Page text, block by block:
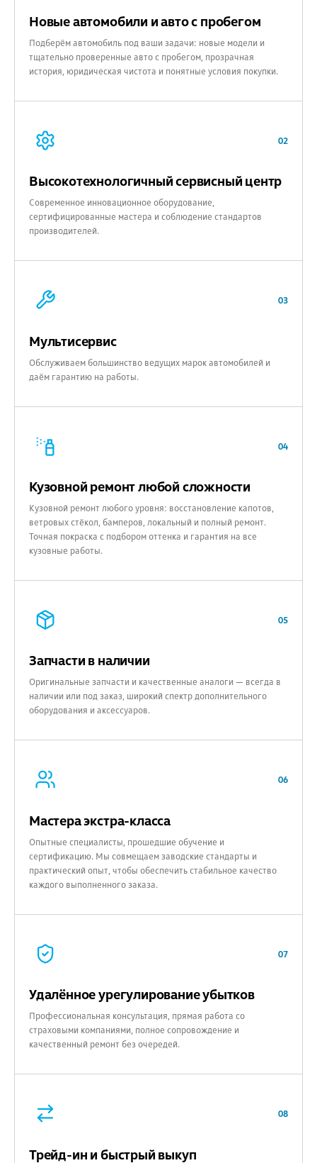
Новые автомобили и авто с пробегом
Подберём автомобиль под ваши задачи: новые модели и
тщательно проверенные авто с пробегом, прозрачная
история, юридическая чистота и понятные условия покупки.
02
Высокотехнологичный сервисный центр
Современное инновационное оборудование,
сертифицированные мастера и соблюдение стандартов
производителей.
03
Мультисервис
Обслуживаем большинство ведущих марок автомобилей и
даём гарантию на работы.
04
Кузовной ремонт любой сложности
Кузовной ремонт любого уровня: восстановление капотов,
ветровых стёкол, бамперов, локальный и полный ремонт.
Точная покраска с подбором оттенка и гарантия на все
кузовные работы.
05
Запчасти в наличии
Оригинальные запчасти и качественные аналоги — всегда в
наличии или под заказ, широкий спектр дополнительного
оборудования и аксессуаров.
06
Мастера экстра-класса
Опытные специалисты, прошедшие обучение и
сертификацию. Мы совмещаем заводские стандарты и
практический опыт, чтобы обеспечить стабильное качество
каждого выполненного заказа.
07
Удалённое урегулирование убытков
Профессиональная консультация, прямая работа со
страховыми компаниями, полное сопровождение и
качественный ремонт без очередей.
08
Трейд-ин и быстрый выкуп